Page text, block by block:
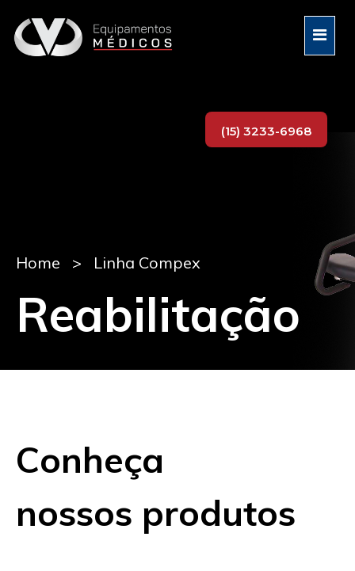
(15) 3233-6968
Home > Linha Compex
Reabilitação
Conheça
nossos produtos